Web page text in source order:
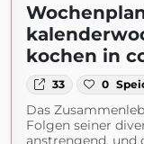
kochen in
33 0
Das
Folgen seiner
anstrengend, und